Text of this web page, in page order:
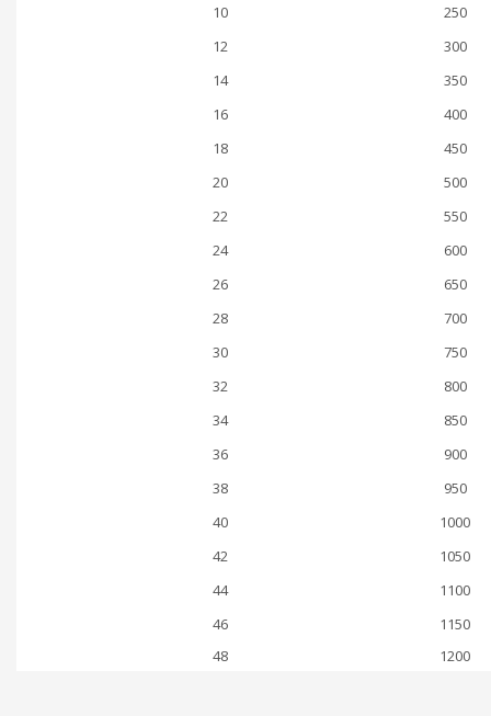
10
250
12
300
14
350
16
400
18
450
20
500
22
550
24
600
26
650
28
700
30
750
32
800
34
850
36
900
38
950
40
1000
42
1050
44
1100
46
1150
48
1200